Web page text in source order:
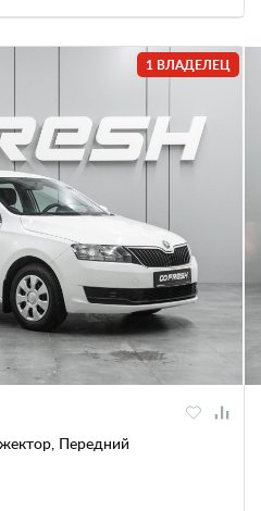
1 ВЛАДЕЛЕЦ
Передний